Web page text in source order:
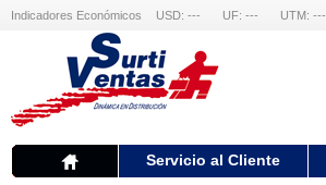
Indicadores Económicos USD: --- UF: --- UTM: ---
Servicio al Cliente